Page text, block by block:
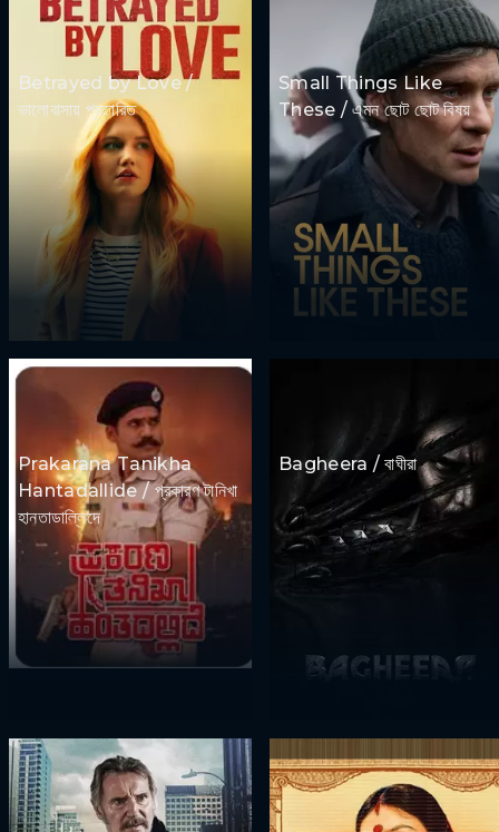
Betrayed by Love /
ভালোবাসায় প্রতারিত
Small Things Like
These / এমন ছোট ছোট বিষয়
Prakarana Tanikha
Hantadallide / প্রকারণ টানিখা
হানতাডাল্লিদে
Bagheera / বাঘীরা